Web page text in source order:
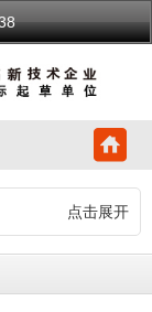
点击展开